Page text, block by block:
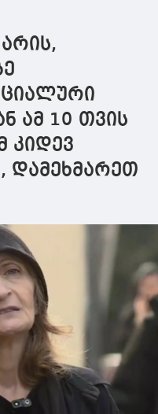
არის,
ამ 10 თვის
კიდევ